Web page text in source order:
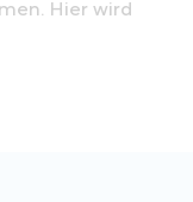
Hier wird